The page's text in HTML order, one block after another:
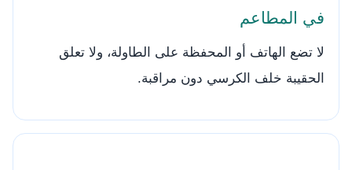
في المطاعم
لا تضع الهاتف أو المحفظة على الطاولة، ولا تعلق
الحقيبة خلف الكرسي دون مراقبة.